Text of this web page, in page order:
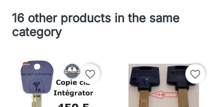
16 other products in the same
category
favorite_border favorite_border